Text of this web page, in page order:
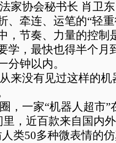
家协会秘书长 肖卫
、牵连、运笔的“轻
，节奏、力量的控制
学，最快也得半个月
分钟以内。
来没有见过这样的
，一家“机器人超市
，近百款来自国内
类50多种微表情的